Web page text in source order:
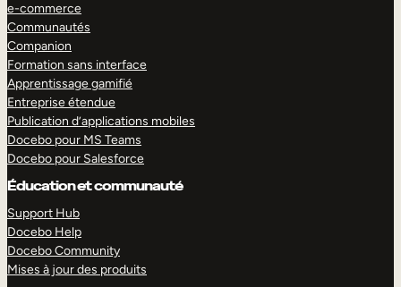
e-commerce
Communautés
Companion
Formation sans interface
Apprentissage gamifié
Entreprise étendue
Publication d’applications mobiles
Docebo pour MS Teams
Docebo pour Salesforce
Éducation et communauté
Support Hub
Docebo Help
Docebo Community
Mises à jour des produits